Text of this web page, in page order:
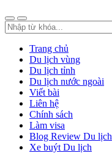
Trang chủ
Du lịch vùng
Du lịch tỉnh
Du lịch nước ngoài
Viết bài
Liên hệ
Chính sách
Làm visa
Blog Review Du lịch
Xe buýt Du lịch